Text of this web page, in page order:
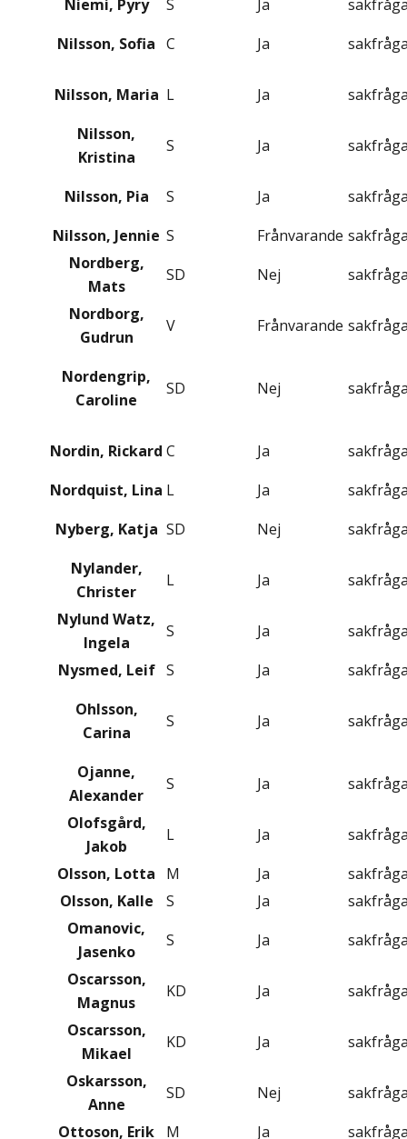
Niemi, Pyry
S Ja
Nilsson, Sofia C Ja
Nilsson, Maria L Ja
Nilsson,
Kristina
S Ja
Nilsson, Pia S Ja
Nilsson, Jennie S Frånvarande
Nordberg,
Mats
SD Nej
Nordborg,
Gudrun
V Frånvarande
Nordengrip,
Caroline
SD Nej
Nordin, Rickard C Ja
Nordquist, Lina L Ja
Nyberg, Katja SD Nej
Nylander,
Christer
L Ja
Nylund Watz,
Ingela
S Ja
Nysmed, Leif S Ja
Ohlsson,
Carina
S Ja
Ojanne,
Alexander
S Ja
Olofsgård,
Jakob
L Ja
Olsson, Lotta
M Ja
Olsson, Kalle
S Ja
Omanovic,
Jasenko
S Ja
Oscarsson,
Magnus
KD Ja
Oscarsson,
Mikael
KD Ja
Oskarsson,
Anne
SD Nej
Ottoson, Erik
M Ja